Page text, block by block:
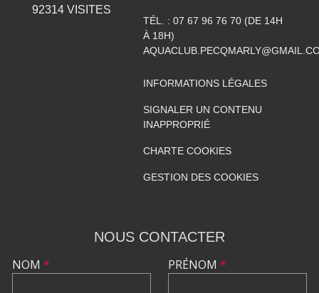
92314VISITES
TÉL. : 07 67 96 76 70 (DE 14H
À 18H)
INFORMATIONS LÉGALES
SIGNALER UN CONTENU
INAPPROPRIÉ
CHARTE COOKIES
GESTION DES COOKIES
NOUS CONTACTER
NOM * PRÉNOM *